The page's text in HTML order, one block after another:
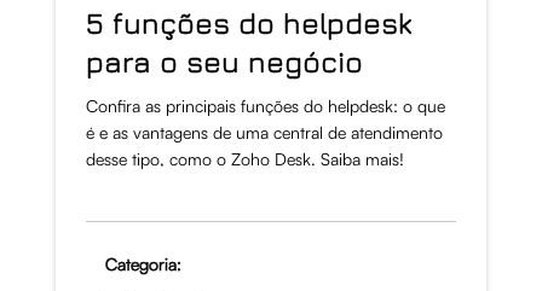
5 funções do helpdesk
para o seu negócio
Confira as principais funções do helpdesk: o que
é e as vantagens de uma central de atendimento
desse tipo, como o Zoho Desk. Saiba mais!
Categoria: